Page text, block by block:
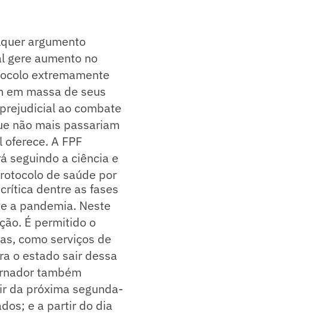
argumento
gere aumento no
extremamente
em massa de seus
ao combate
não mais passariam
A FPF
seguindo a ciência e
de saúde por
dentre as fases
a pandemia. Neste
É permitido o
como serviços de
o estado sair dessa
também
da próxima segunda-
e a partir do dia